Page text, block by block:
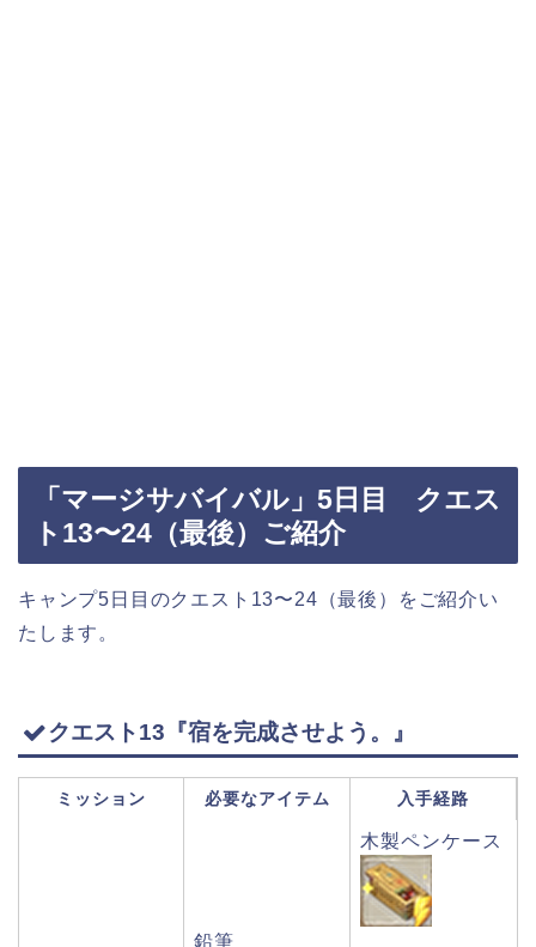
「マージサバイバル」5日目 クエス
ト13〜24（最後）ご紹介
キャンプ5日目のクエスト13〜24（最後）をご紹介い
たします。
クエスト13『宿を完成させよう。』
ミッション 必要なアイテム 入手経路
鉛筆
木製ペンケース